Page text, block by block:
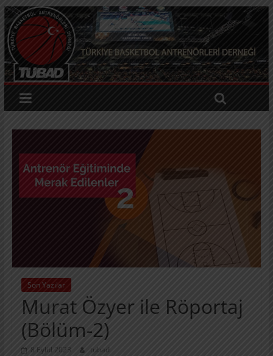
Son Yazılar
Murat Özyer ile Röportaj
(Bölüm-2)
8 Eylül 2023 tubad